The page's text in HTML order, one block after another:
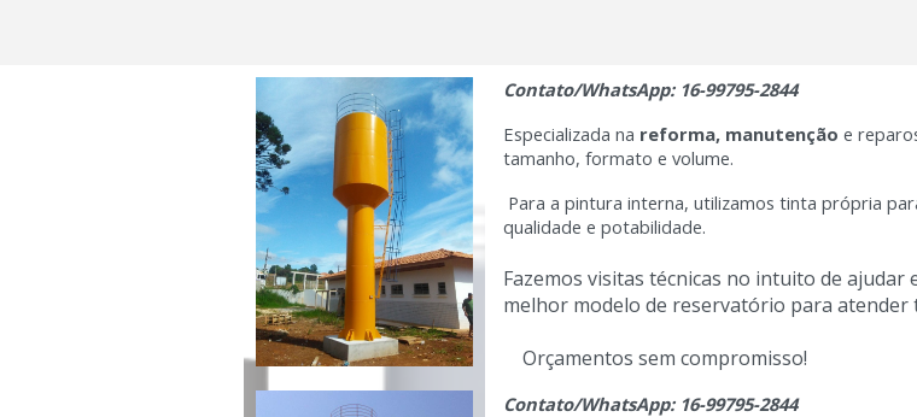
Contato/WhatsApp: 16-99795-2844
Especializada na reforma, manutenção e
tamanho, formato e volume.
Para a pintura interna, utilizamos tinta própria
qualidade e potabilidade.
Fazemos visitas técnicas no intuito de
melhor modelo de reservatório para atender
Orçamentos sem compromisso!
Contato/WhatsApp: 16-99795-2844